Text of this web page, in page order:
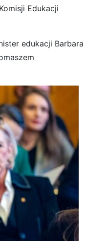
Edukacji
edukacji Barbara